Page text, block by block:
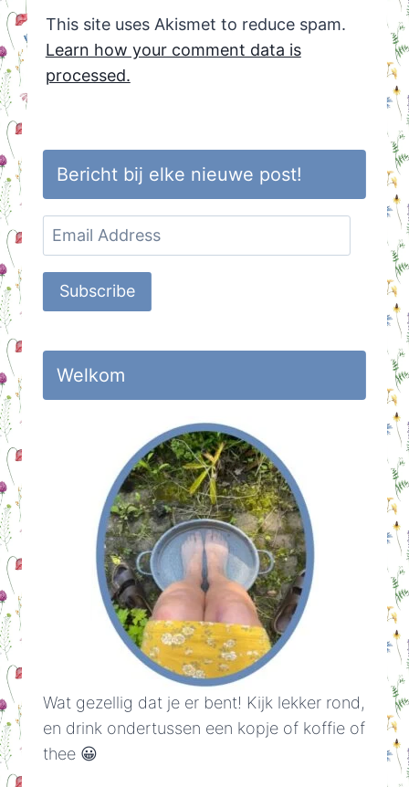
This site uses Akismet to reduce spam.
Learn how your comment data is
processed.
Bericht bij elke nieuwe post!
Email
Address
Subscribe
Welkom
Wat gezellig dat je er bent! Kijk lekker rond,
en drink ondertussen een kopje of koffie of
thee 😀